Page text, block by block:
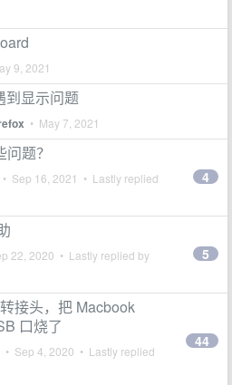
9, 2021
到显示问题
• May 7, 2021
题？
• Sep 16, 2021 • Lastly replied
4
22, 2020 • Lastly replied by 5
接头，把 Macbook
口烧了
• Sep 4, 2020 • Lastly replied
44